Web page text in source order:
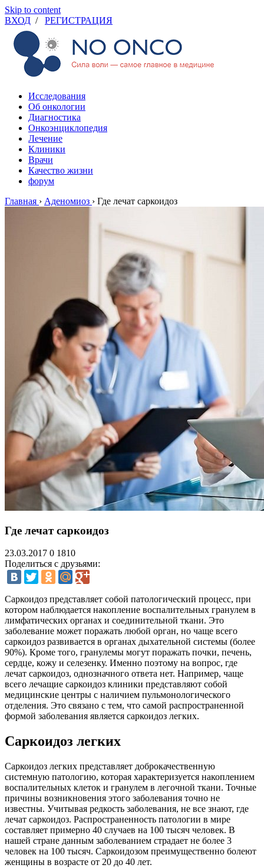
Skip to content
ВХОД / РЕГИСТРАЦИЯ
Исследования
Об онкологии
Диагностика
Онкоэнциклопедия
Лечение
Клиники
Врачи
Качество жизни
форум
Главная › Аденомиоз › Где лечат саркоидоз
Где лечат саркоидоз
23.03.2017 0 1810
Поделиться с друзьями:
Саркоидоз представляет собой патологический процесс, при
котором наблюдается накопление воспалительных гранулем в
лимфатических органах и соединительной ткани. Это
заболевание может поражать любой орган, но чаще всего
саркоидоз развивается в органах дыхательной системы (более
90%). Кроме того, гранулемы могут поражать почки, печень,
сердце, кожу и селезенку. Именно поэтому на вопрос, где
лечат саркоидоз, однозначного ответа нет. Например, чаще
всего лечащие саркоидоз клиники представляют собой
медицинские центры с наличием пульмонологического
отделения. Это связано с тем, что самой распространенной
формой заболевания является саркоидоз легких.
Саркоидоз легких
Саркоидоз легких представляет доброкачественную
системную патологию, которая характеризуется накоплением
воспалительных клеток и гранулем в легочной ткани. Точные
причины возникновения этого заболевания точно не
известны. Учитывая редкость заболевания, не все знают, где
лечат саркоидоз. Распространенность патологии в мире
составляет примерно 40 случаев на 100 тысяч человек. В
нашей стране данным заболеванием страдает не более 3
человек на 100 тысяч. Саркоидозом преимущественно болеют
женщины в возрасте от 20 до 40 лет.